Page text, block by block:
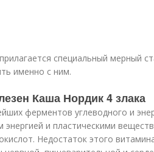
специальный мерный
именно с ним.
Каша Нордик 4 злака
ферментов углеводного и
и пластическими
Недостаток этого